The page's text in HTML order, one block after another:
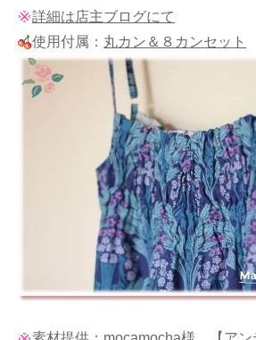
詳細は店主ブログにて
使用付属： 丸カン＆８カンセット